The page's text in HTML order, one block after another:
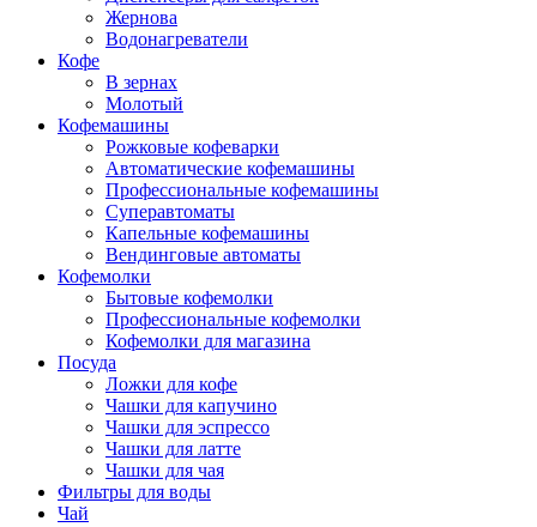
Жернова
Водонагреватели
Кофе
В зернах
Молотый
Кофемашины
Рожковые кофеварки
Автоматические кофемашины
Профессиональные кофемашины
Суперавтоматы
Капельные кофемашины
Вендинговые автоматы
Кофемолки
Бытовые кофемолки
Профессиональные кофемолки
Кофемолки для магазина
Посуда
Ложки для кофе
Чашки для капучино
Чашки для эспрессо
Чашки для латте
Чашки для чая
Фильтры для воды
Чай